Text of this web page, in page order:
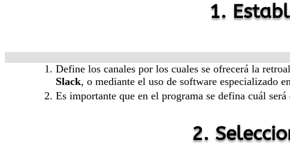
1.
Define los canales por los cuales se ofrecerá la
Slack, o mediante el uso de software especializado
Es importante que en el programa se defina cuál
2.